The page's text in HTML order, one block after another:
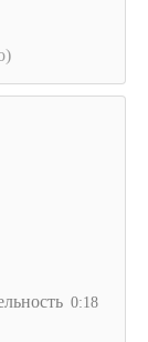
0:18